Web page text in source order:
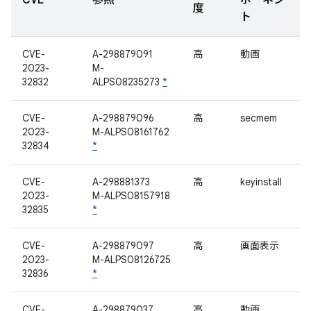
度
ト
CVE-
2023-
32832
A-298879091
M-
ALPS08235273 *
高 動画
CVE-
2023-
32834
A-298879096
M-ALPS08161762
*
高 secmem
CVE-
2023-
32835
A-298881373
M-ALPS08157918
*
高 keyinstall
CVE-
2023-
32836
A-298879097
M-ALPS08126725
*
高 画面表示